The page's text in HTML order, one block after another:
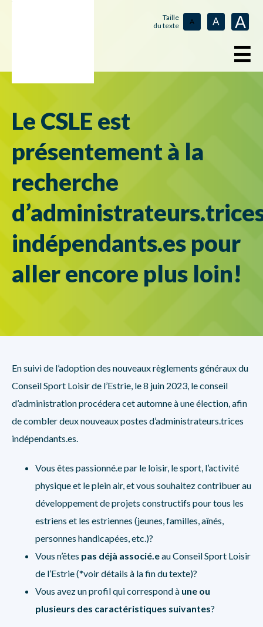
Taille
du texte
A A A
☰
Le CSLE est
présentement à la
recherche
indépendants.es pour
aller encore plus loin!
En suivi de l’adoption des nouveaux règlements généraux du
Conseil Sport Loisir de l’Estrie, le 8 juin 2023, le conseil
d’administration procédera cet automne à une élection, afin
de combler deux nouveaux postes d’administrateurs.trices
indépendants.es.
Vous êtes passionné.e par le loisir, le sport, l’activité
physique et le plein air, et vous souhaitez contribuer au
développement de projets constructifs pour tous les
estriens et les estriennes (jeunes, familles, aînés,
personnes handicapées, etc.)?
Vous n’êtes pas déjà associé.eau Conseil Sport Loisir
de l’Estrie (*voir détails à la fin du texte)?
Vous avez un profil qui correspond à une ou
plusieurs des caractéristiques suivantes?